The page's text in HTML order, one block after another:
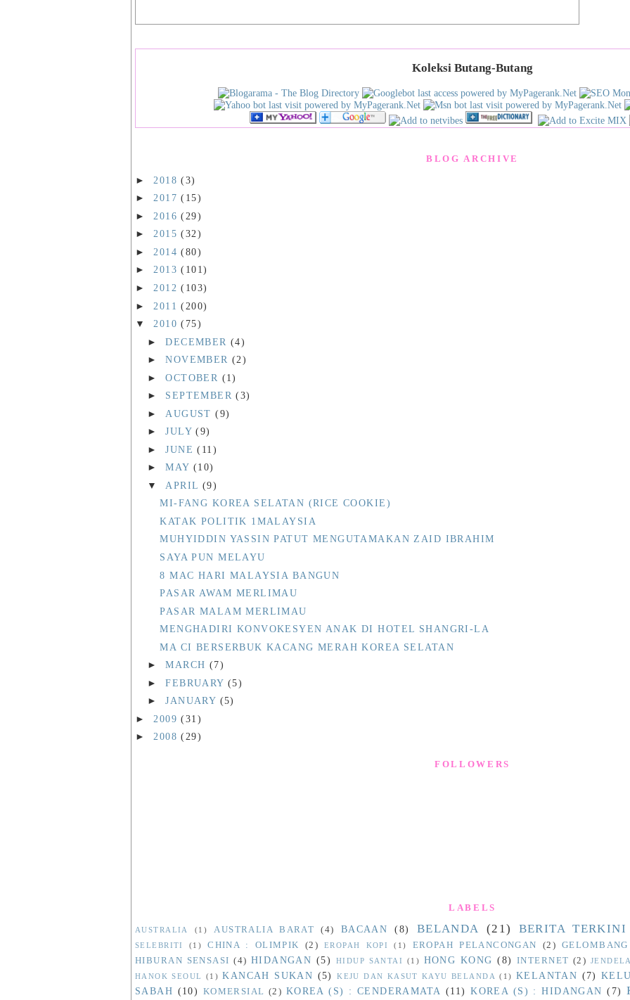
Koleksi Butang-Butang
BLOG ARCHIVE
► 2018(3)
►2017(15)
► 2016(29)
►2015(32)
► 2014(80)
►2013(101)
► 2012(103)
► 2011(200)
▼ 2010(75)
►DECEMBER(4)
►NOVEMBER(2)
►OCTOBER (1)
► SEPTEMBER(3)
► AUGUST(9)
►JULY(9)
►JUNE(11)
►MAY (10)
▼ APRIL (9)
MI-FANG KOREA SELATAN (RICE COOKIE)
KATAK POLITIK 1MALAYSIA
MUHYIDDIN YASSIN PATUT MENGUTAMAKAN ZAID IBRAHIM
SAYA PUN MELAYU
8 MAC HARI MALAYSIA BANGUN
PASAR AWAM MERLIMAU
PASAR MALAM MERLIMAU
MENGHADIRI KONVOKESYEN ANAK DI HOTEL SHANGRI-LA
MA CI BERSERBUK KACANG MERAH KOREA SELATAN
►MARCH (7)
►FEBRUARY(5)
►JANUARY (5)
► 2009(31)
►2008(29)
FOLLOWERS
LABELS
AUSTRALIA (1) AUSTRALIA BARAT (4) BACAAN (8) BELANDA (21) BERITA TERKINI
SELEBRITI
(1) CHINA : OLIMPIK (2) EROPAH KOPI (1) EROPAH PELANCONGAN (2)
HIBURAN SENSASI (4) HIDANGAN (5) HIDUP SANTAI (1) HONG KONG (8) INTERNET (2)
HANOK SEOUL
(1) KANCAH SUKAN (5) KEJU DAN KASUT KAYU BELANDA (1) KELANTAN (7)
SABAH (10) KOMERSIAL (2) KOREA (S) : CENDERAMATA (11) KOREA (S) : HIDANGAN (7)